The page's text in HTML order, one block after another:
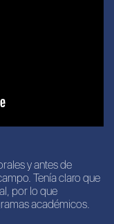
y antes de
Tenía claro que
por lo que
académicos.